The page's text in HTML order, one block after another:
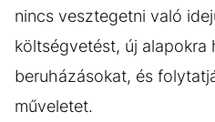
nincs vesztegetni való
költségvetést, új alapokra
beruházásokat, és
műveletet.